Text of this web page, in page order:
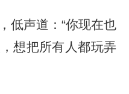
低声道：“你现在也
想把所有人都玩弄